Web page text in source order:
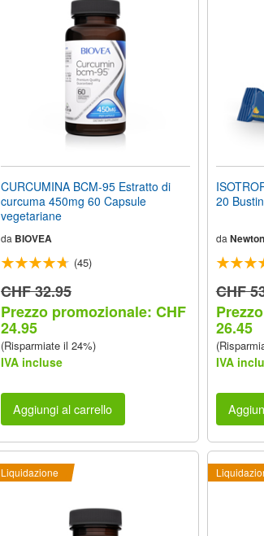
CURCUMINA BCM-95 Estratto di
curcuma 450mg 60 Capsule
vegetariane
da BIOVEA
(45)
CHF 32.95
Prezzo promozionale: CHF
24.95
(Risparmiate il 24%)
IVA incluse
Aggiungi al carrello
20
da
CHF
26.45
IVA
Liquidazione